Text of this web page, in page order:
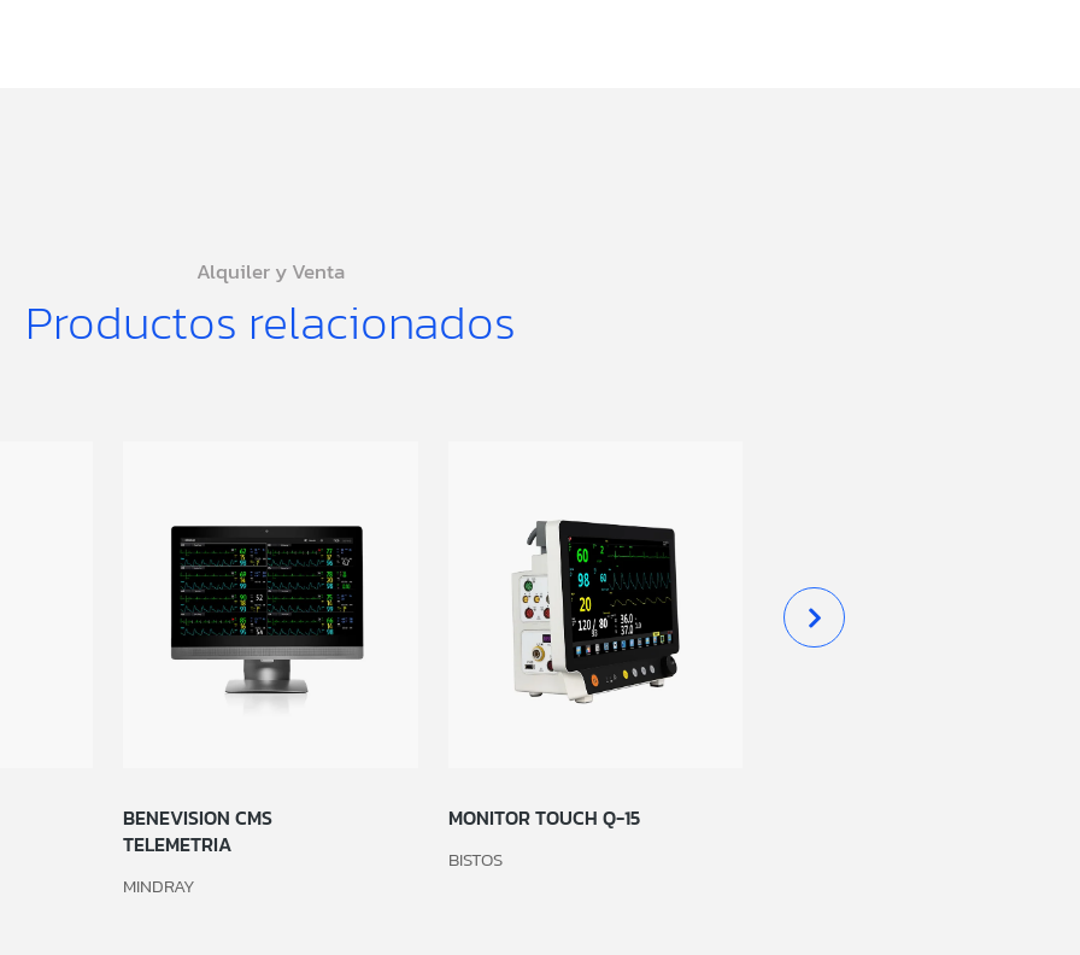
Alquiler y Venta
Productos relacionados
BENEVISION CMS
TELEMETRIA
MINDRAY
MONITOR TOUCH Q-15
BISTOS